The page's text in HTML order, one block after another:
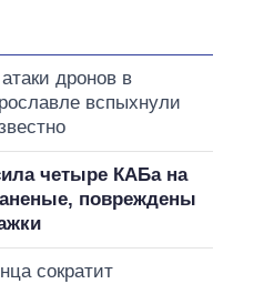
дронов в
вспыхнули
четыре КАБа на
повреждены
сократит